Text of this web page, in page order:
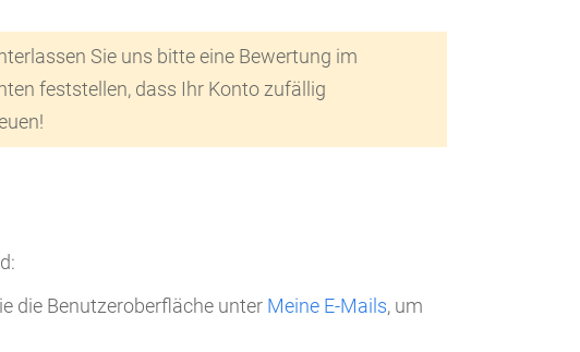
Sie uns bitte eine Bewertung im
feststellen, dass Ihr Konto zufällig
die Benutzeroberfläche unter Meine E-Mails, um